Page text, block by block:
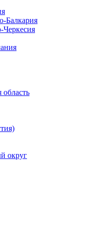
Балкария
Черкесия
область
округ